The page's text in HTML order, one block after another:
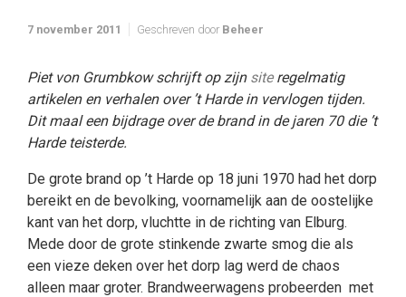
7 november 2011 Geschreven door Beheer
Piet von Grumbkow schrijft op zijn siteregelmatig
artikelen en verhalen over ’t Harde in vervlogen tijden.
Dit maal een bijdrage over de brand in de jaren 70 die ’t
Harde teisterde.
De grote brand op ’t Harde op 18 juni 1970 had het dorp
bereikt en de bevolking, voornamelijk aan de oostelijke
kant van het dorp, vluchtte in de richting van Elburg.
Mede door de grote stinkende zwarte smog die als
een vieze deken over het dorp lag werd de chaos
alleen maar groter. Brandweerwagens probeerden met